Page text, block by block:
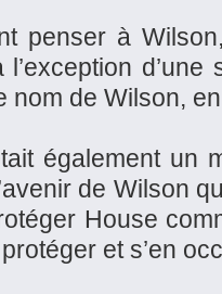
penser à
nom de Wilson,
également un
de Wilson
House
et s’en